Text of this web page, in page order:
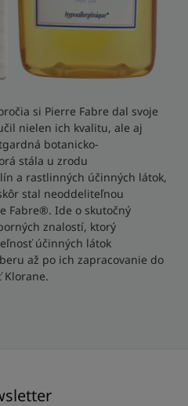
si Pierre Fabre dal svoje
nielen ich kvalitu, ale aj
botanicko-
stála u zrodu
a rastlinných účinných látok,
stal neoddeliteľnou
Fabre®. Ide o skutočný
znalostí, ktorý
účinných látok
až po ich zapracovanie do
Klorane.